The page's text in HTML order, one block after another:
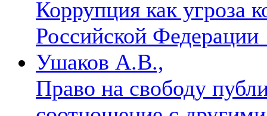
Коррупция как угроза
Российской Федерации
Ушаков А.В.,
Право на свободу